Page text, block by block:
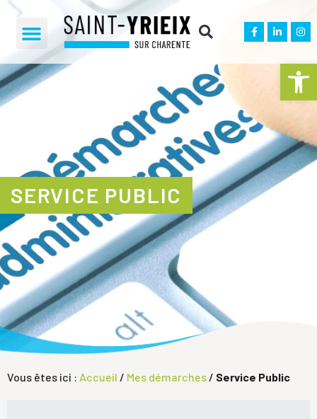
Ouvrir
SERVICE PUBLIC
Vous êtes ici : Accueil / Mes démarches / Service Public